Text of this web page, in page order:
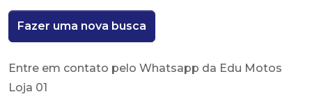
Fazer uma nova busca
Entre em contato pelo Whatsapp da Edu Motos
Loja 01